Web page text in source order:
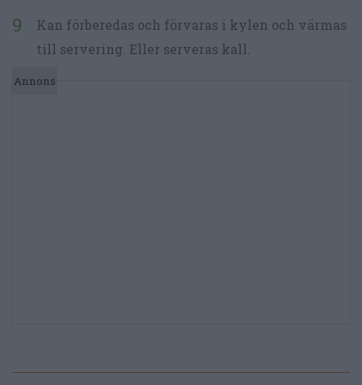
Kan förberedas och förvaras i kylen och värmas
till servering. Eller serveras kall.